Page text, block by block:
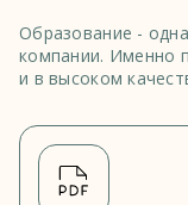
Образование -
компании. Именно
и в высоком